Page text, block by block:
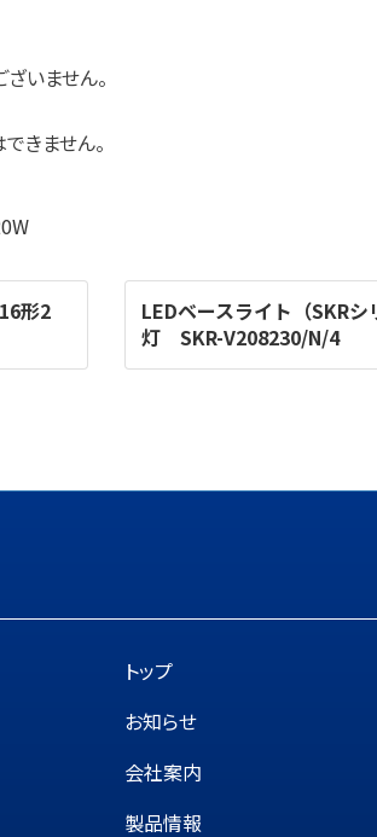
いません。
きません。
形2
LEDベースライト（SKR
灯 SKR-V208230/N/4
トップ
お知らせ
会社案内
製品情報